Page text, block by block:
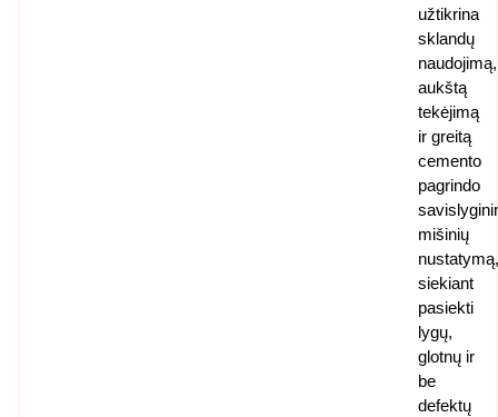
užtikrina
sklandų
naudojimą,
aukštą
tekėjimą
ir greitą
cemento
pagrindo
mišinių
siekiant
pasiekti
lygų,
glotnų ir
be
defektų